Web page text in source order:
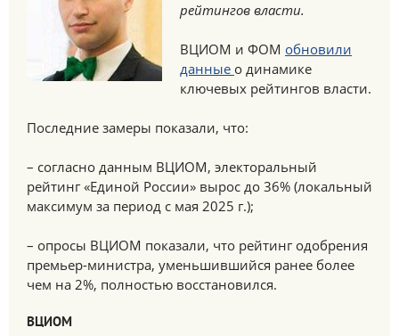
рейтингов власти.
ВЦИОМ и ФОМ обновили
данные о динамике
ключевых рейтингов власти.
Последние замеры показали, что:
– согласно данным ВЦИОМ, электоральный
рейтинг «Единой России» вырос до 36% (локальный
максимум за период с мая 2025 г.);
– опросы ВЦИОМ показали, что рейтинг одобрения
премьер-министра, уменьшившийся ранее более
чем на 2%, полностью восстановился.
ВЦИОМ